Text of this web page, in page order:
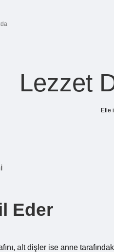
Lezzet
Etle
Eder
alt dişler ise anne